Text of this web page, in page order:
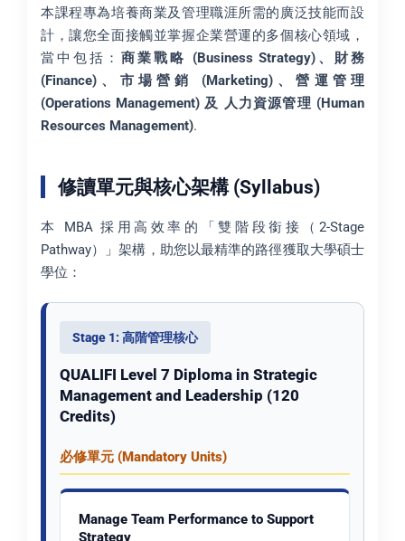
本課程專為培養商業及管理職涯所需的廣泛技能而設
計，讓您全面接觸並掌握企業營運的多個核心領域，
當中包括：商業戰略 (Business Strategy)、財務
(Finance)、市場營銷 (Marketing)、營運管理
(Operations Management) 及 人力資源管理 (Human
Resources Management).
修讀單元與核心架構 (Syllabus)
本 MBA 採用高效率的「雙階段銜接（2-Stage
Pathway）」架構，助您以最精準的路徑獲取大學碩士
學位：
Stage 1: 高階管理核心
QUALIFI Level 7 Diploma in Strategic
Management and Leadership (120
Credits)
必修單元 (Mandatory Units)
Manage Team Performance to Support